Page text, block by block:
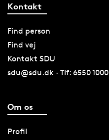
Kontakt
Find person
Find vej
Kontakt SDU
sdu@sdu.dk · Tlf: 6550 1000
Om os
Profil